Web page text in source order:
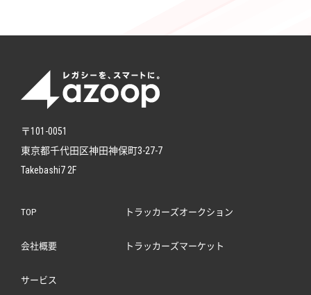
〒101-0051
東京都千代田区神田神保町3-27-7
Takebashi7 2F
TOP
会社概要
サービス
トラッカーズオークション
トラッカーズマーケット